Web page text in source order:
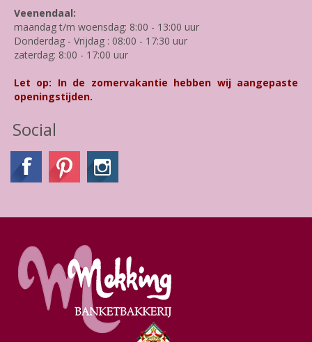
Veenendaal:
maandag t/m woensdag: 8:00 - 13:00 uur
Donderdag - Vrijdag : 08:00 - 17:30 uur
zaterdag: 8:00 - 17:00 uur
Let op: In de zomervakantie hebben wij aangepaste
openingstijden.
Social